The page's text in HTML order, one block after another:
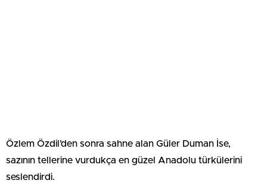
Özlem Özdil’den sonra sahne alan Güler Duman İse,
sazının tellerine vurdukça en güzel Anadolu türkülerini
seslendirdi.